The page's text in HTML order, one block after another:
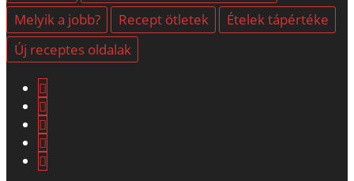
Melyik a jobb?
Recept ötletek
Ételek tápértéke
Új receptes oldalak